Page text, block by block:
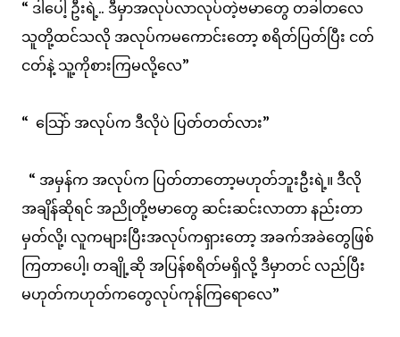
“ ဒါပေါ့ ဦးရဲ့.. ဒီမှာအလုပ်လာလုပ်တဲ့ဗမာတွေ တခါတလေ
သူတို့ထင်သလို အလုပ်ကမကောင်းတော့ စရိတ်ပြတ်ပြီး ငတ်
ငတ်နဲ့ သူ့ကိုစားကြမလို့လေ”
“ သြော် အလုပ်က ဒီလိုပဲ ပြတ်တတ်လား”
“ အမှန်က အလုပ်က ပြတ်တာတော့မဟုတ်ဘူးဦးရဲ့။ ဒီလို
အချိန်ဆိုရင် အညိုတို့ဗမာတွေ ဆင်းဆင်းလာတာ နည်းတာ
မှတ်လို့၊ လူကများပြီးအလုပ်ကရှားတော့ အခက်အခဲတွေဖြစ်
ကြတာပေါ့၊ တချို့ဆို အပြန်စရိတ်မရှိလို့ ဒီမှာတင် လည်ပြီး
မဟုတ်ကဟုတ်ကတွေလုပ်ကုန်ကြရောလေ”